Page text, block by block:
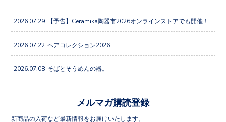
2026.07.29 【予告】Ceramika陶器市2026オンラインストアでも開催！
2026.07.22 ペアコレクション2026
2026.07.08 そばとそうめんの器。
メルマガ購読登録
新商品の入荷など最新情報をお届けいたします。